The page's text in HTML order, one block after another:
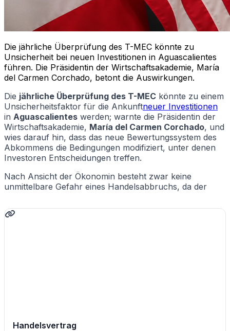
Die jährliche Überprüfung des T-MEC könnte zu
Unsicherheit bei neuen Investitionen in Aguascalientes
führen. Die Präsidentin der Wirtschaftsakademie, María
del Carmen Corchado, betont die Auswirkungen.
Die jährliche Überprüfung des T-MEC könnte zu einem
Unsicherheitsfaktor für die Ankunftneuer Investitionen
in Aguascalientes werden; warnte die Präsidentin der
Wirtschaftsakademie, María del Carmen Corchado, und
wies darauf hin, dass das neue Bewertungssystem des
Abkommens die Bedingungen modifiziert, unter denen
Investoren Entscheidungen treffen.
Nach Ansicht der Ökonomin besteht zwar keine
unmittelbare Gefahr eines Handelsabbruchs, da der
Handelsvertrag